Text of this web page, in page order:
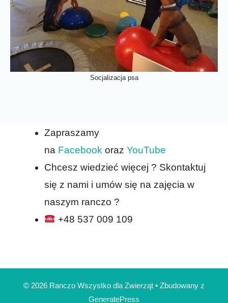
Socjalizacja psa
Zapraszamy
na Facebook oraz YouTube
Chcesz wiedzieć więcej ? Skontaktuj
się z nami i umów się na zajęcia w
naszym ranczo ?
+48 537 009 109
© 2026 Ranczo Wszystko dla Zwierząt • Zbudowany z
GeneratePress